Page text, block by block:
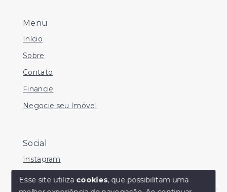
Menu
Início
Sobre
Contato
Financie
Negocie seu Imóvel
Social
Instagram
Facebook
Esse site utiliza cookies, que possibilitam uma